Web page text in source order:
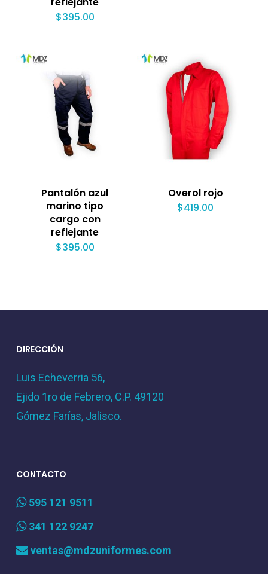
$395.00
Pantalón azul
marino tipo
cargo con
reflejante
$395.00
Overol rojo
$419.00
DIRECCIÓN
Luis Echeverria 56,
Ejido 1ro de Febrero, C.P. 49120
Gómez Farías, Jalisco.
CONTACTO
595 121 9511
341 122 9247
ventas@mdzuniformes.com